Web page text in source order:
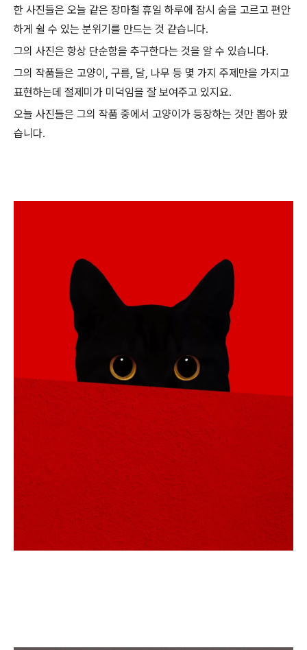
한 사진들은 오늘 같은 장마철 휴일 하루에 잠시 숨을 고르고 편안
하게 쉴 수 있는 분위기를 만드는 것 같습니다.
그의 사진은 항상 단순함을 추구한다는 것을 알 수 있습니다.
그의 작품들은 고양이, 구름, 달, 나무 등 몇 가지 주제만을 가지고
표현하는데 절제미가 미덕임을 잘 보여주고 있지요.
오늘 사진들은 그의 작품 중에서 고양이가 등장하는 것만 뽑아 봤
습니다.